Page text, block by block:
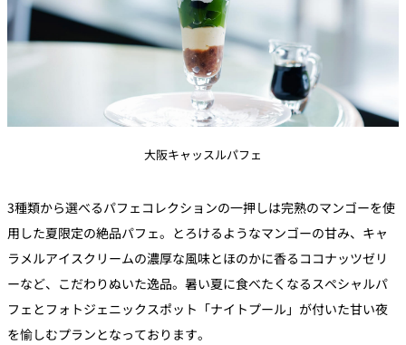
大阪キャッスルパフェ
3種類から選べるパフェコレクションの一押しは完熟のマンゴーを使
用した夏限定の絶品パフェ。とろけるようなマンゴーの甘み、キャ
ラメルアイスクリームの濃厚な風味とほのかに香るココナッツゼリ
ーなど、こだわりぬいた逸品。暑い夏に食べたくなるスペシャルパ
フェとフォトジェニックスポット「ナイトプール」が付いた甘い夜
を愉しむプランとなっております。